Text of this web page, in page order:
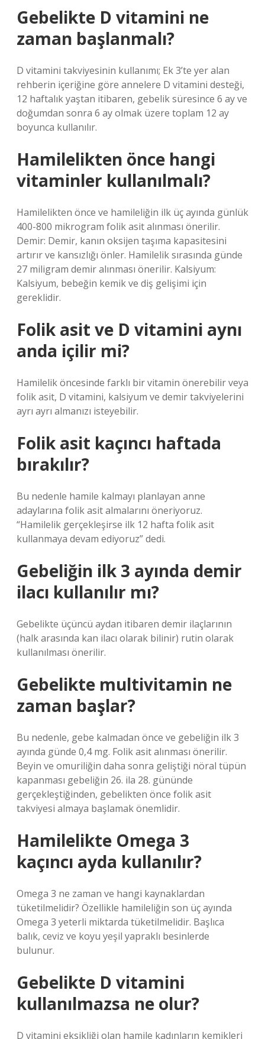
Gebelikte D vitamini ne
zaman başlanmalı?
D vitamini takviyesinin kullanımı; Ek 3’te yer alan
rehberin içeriğine göre annelere D vitamini desteği,
12 haftalık yaştan itibaren, gebelik süresince 6 ay ve
doğumdan sonra 6 ay olmak üzere toplam 12 ay
boyunca kullanılır.
Hamilelikten önce hangi
vitaminler kullanılmalı?
Hamilelikten önce ve hamileliğin ilk üç ayında günlük
400-800 mikrogram folik asit alınması önerilir.
Demir: Demir, kanın oksijen taşıma kapasitesini
artırır ve kansızlığı önler. Hamilelik sırasında günde
27 miligram demir alınması önerilir. Kalsiyum:
Kalsiyum, bebeğin kemik ve diş gelişimi için
gereklidir.
Folik asit ve D vitamini aynı
anda içilir mi?
Hamilelik öncesinde farklı bir vitamin önerebilir veya
folik asit, D vitamini, kalsiyum ve demir takviyelerini
ayrı ayrı almanızı isteyebilir.
Folik asit kaçıncı haftada
bırakılır?
Bu nedenle hamile kalmayı planlayan anne
adaylarına folik asit almalarını öneriyoruz.
“Hamilelik gerçekleşirse ilk 12 hafta folik asit
kullanmaya devam ediyoruz” dedi.
Gebeliğin ilk 3 ayında demir
ilacı kullanılır mı?
Gebelikte üçüncü aydan itibaren demir ilaçlarının
(halk arasında kan ilacı olarak bilinir) rutin olarak
kullanılması önerilir.
Gebelikte multivitamin ne
zaman başlar?
Bu nedenle, gebe kalmadan önce ve gebeliğin ilk 3
ayında günde 0,4 mg. Folik asit alınması önerilir.
Beyin ve omuriliğin daha sonra geliştiği nöral tüpün
kapanması gebeliğin 26. ila 28. gününde
gerçekleştiğinden, gebelikten önce folik asit
takviyesi almaya başlamak önemlidir.
Hamilelikte Omega 3
kaçıncı ayda kullanılır?
Omega 3 ne zaman ve hangi kaynaklardan
tüketilmelidir? Özellikle hamileliğin son üç ayında
Omega 3 yeterli miktarda tüketilmelidir. Başlıca
balık, ceviz ve koyu yeşil yapraklı besinlerde
bulunur.
Gebelikte D vitamini
kullanılmazsa ne olur?
D vitamini eksikliği olan hamile kadınların kemikleri